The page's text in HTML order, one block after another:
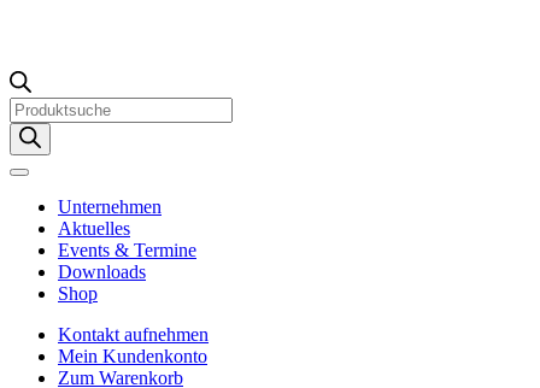
Products
search
Unternehmen
Aktuelles
Events & Termine
Downloads
Shop
Kontakt aufnehmen
Mein Kundenkonto
Zum Warenkorb